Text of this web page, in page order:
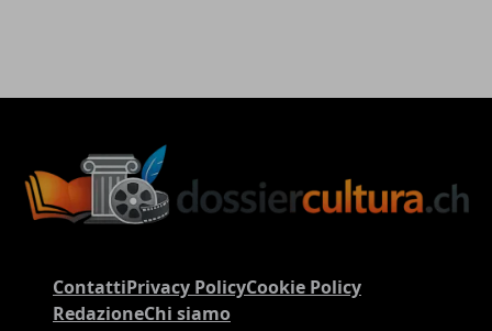
ContattiPrivacy PolicyCookie Policy
RedazioneChi siamo